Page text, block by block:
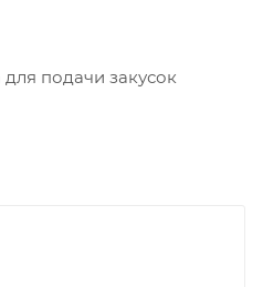
подачи закусок